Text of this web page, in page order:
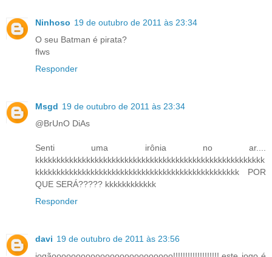
Ninhoso 19 de outubro de 2011 às 23:34
O seu Batman é pirata?
flws
Responder
Msgd 19 de outubro de 2011 às 23:34
@BrUnO DiAs
Senti uma irônia no ar....
kkkkkkkkkkkkkkkkkkkkkkkkkkkkkkkkkkkkkkkkkkkkkkkkkkkkkk
kkkkkkkkkkkkkkkkkkkkkkkkkkkkkkkkkkkkkkkkkkkkkkkk POR
QUE SERÁ????? kkkkkkkkkkkk
Responder
davi 19 de outubro de 2011 às 23:56